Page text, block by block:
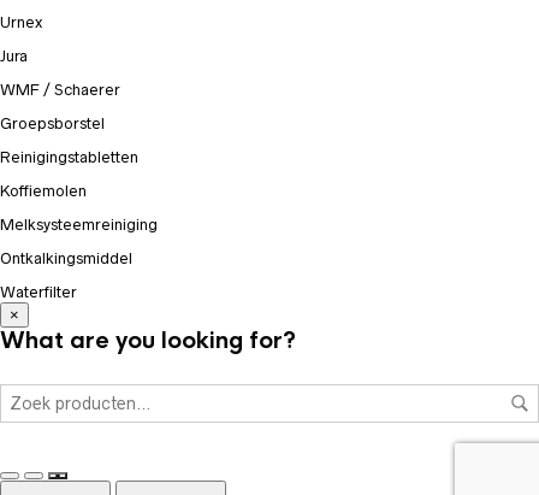
Urnex
Jura
WMF / Schaerer
Groepsborstel
Reinigingstabletten
Koffiemolen
Melksysteemreiniging
Ontkalkingsmiddel
Waterfilter
×
What are you looking for?